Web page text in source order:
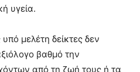
υγεία.
μελέτη δείκτες δεν
βαθμό την
από τη ζωή τους ή τα